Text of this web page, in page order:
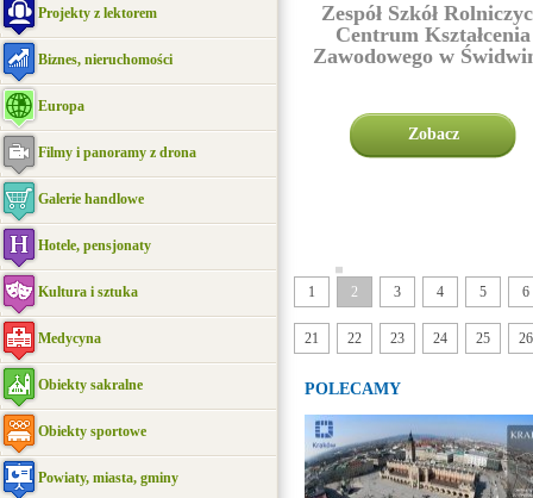
Projekty z lektorem
Biznes, nieruchomości
Europa
Filmy i panoramy z drona
Galerie handlowe
Hotele, pensjonaty
Kultura i sztuka
Medycyna
Obiekty sakralne
Obiekty sportowe
Powiaty, miasta, gminy
Zespół Szkół
Centrum Kształcenia
Zawodowego w
Zobacz
1
|||||
2 3 4 5 6
21 22 23 24 25 26
POLECAMY